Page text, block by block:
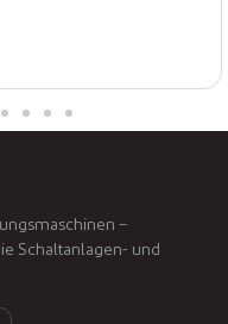
–
Schaltanlagen- und